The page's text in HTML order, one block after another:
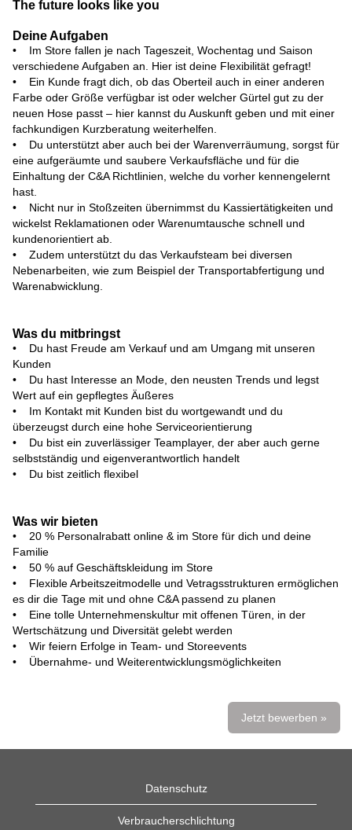
The future looks like you
Deine Aufgaben
• Im Store fallen je nach Tageszeit, Wochentag und Saison
verschiedene Aufgaben an. Hier ist deine Flexibilität gefragt!
• Ein Kunde fragt dich, ob das Oberteil auch in einer anderen
Farbe oder Größe verfügbar ist oder welcher Gürtel gut zu der
neuen Hose passt – hier kannst du Auskunft geben und mit einer
fachkundigen Kurzberatung weiterhelfen.
• Du unterstützt aber auch bei der Warenverräumung, sorgst für
eine aufgeräumte und saubere Verkaufsfläche und für die
Einhaltung der C&A Richtlinien, welche du vorher kennengelernt
hast.
• Nicht nur in Stoßzeiten übernimmst du Kassiertätigkeiten und
wickelst Reklamationen oder Warenumtausche schnell und
kundenorientiert ab.
• Zudem unterstützt du das Verkaufsteam bei diversen
Nebenarbeiten, wie zum Beispiel der Transportabfertigung und
Warenabwicklung.
Was du mitbringst
• Du hast Freude am Verkauf und am Umgang mit unseren
Kunden
• Du hast Interesse an Mode, den neusten Trends und legst
Wert auf ein gepflegtes Äußeres
• Im Kontakt mit Kunden bist du wortgewandt und du
überzeugst durch eine hohe Serviceorientierung
• Du bist ein zuverlässiger Teamplayer, der aber auch gerne
selbstständig und eigenverantwortlich handelt
• Du bist zeitlich flexibel
Was wir bieten
• 20 % Personalrabatt online & im Store für dich und deine
Familie
• 50 % auf Geschäftskleidung im Store
• Flexible Arbeitszeitmodelle und Vetragsstrukturen ermöglichen
es dir die Tage mit und ohne C&A passend zu planen
• Eine tolle Unternehmenskultur mit offenen Türen, in der
Wertschätzung und Diversität gelebt werden
• Wir feiern Erfolge in Team- und Storeevents
• Übernahme- und Weiterentwicklungsmöglichkeiten
Jetzt bewerben »
Datenschutz
Verbraucherschlichtung